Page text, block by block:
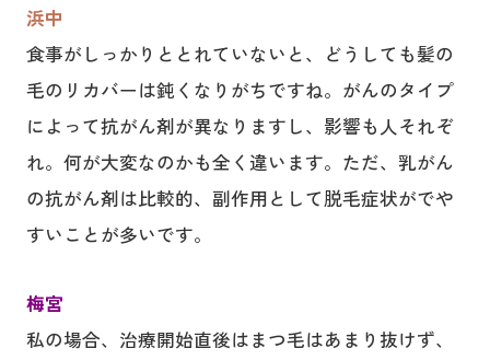
浜中
食事がしっかりととれていないと、どうしても髪の
毛のリカバーは鈍くなりがちですね。がんのタイプ
によって抗がん剤が異なりますし、影響も人それぞ
れ。何が大変なのかも全く違います。ただ、乳がん
の抗がん剤は比較的、副作用として脱毛症状がでや
すいことが多いです。
梅宮
私の場合、治療開始直後はまつ毛はあまり抜けず、